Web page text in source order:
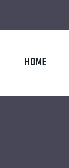
HOME